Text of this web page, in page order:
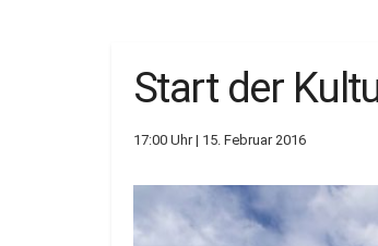
Start der
17:00 Uhr | 15. Februar 2016